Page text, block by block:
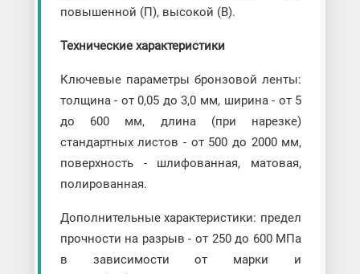
повышенной (П), высокой (В).
Технические характеристики
Ключевые параметры бронзовой ленты:
толщина - от 0,05 до 3,0 мм, ширина - от 5
до 600 мм, длина (при нарезке)
стандартных листов - от 500 до 2000 мм,
поверхность - шлифованная, матовая,
полированная.
Дополнительные характеристики: предел
прочности на разрыв - от 250 до 600 МПа
в зависимости от марки и